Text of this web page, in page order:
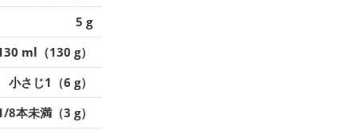
5 g
ml（130 g）
小さじ1（6 g）
8本未満（3 g）